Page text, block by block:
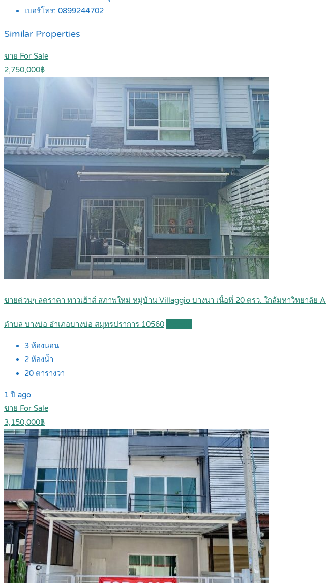
เบอร์โทร: 0899244702
Similar Properties
ขาย For Sale
2,750,000฿
ขายด่วนๆ ลดราคา ทาวเฮ้าส์ สภาพใหม่ หมู่บ้าน Villaggio บางนา เนื้อที่ 20 ตรว. ใกล้มหาวิทยาลัย
ตำบล บางบ่อ อำเภอบางบ่อ สมุทรปราการ 10560
3 ห้องนอน
2 ห้องน้ำ
20 ตารางวา
1 ปี ago
ขาย For Sale
3,150,000฿